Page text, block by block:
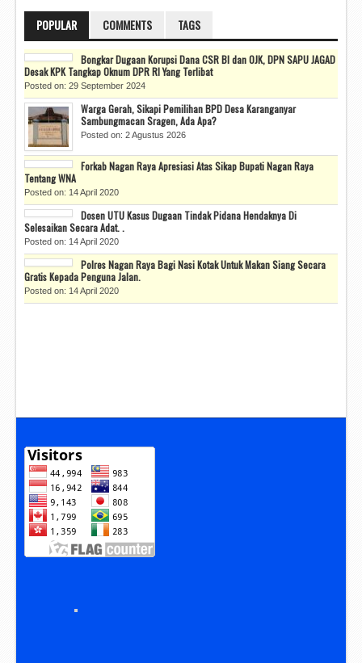
POPULAR COMMENTS TAGS
Bongkar Dugaan Korupsi Dana CSR BI dan OJK, DPN SAPU JAGAD
Desak KPK Tangkap Oknum DPR RI Yang Terlibat
Posted on: 29 September 2024
Warga Gerah, Sikapi Pemilihan BPD Desa Karanganyar
Sambungmacan Sragen, Ada Apa?
Posted on: 2 Agustus 2026
Forkab Nagan Raya Apresiasi Atas Sikap Bupati Nagan Raya
Tentang WNA
Posted on: 14 April 2020
Dosen UTU Kasus Dugaan Tindak Pidana Hendaknya Di
Selesaikan Secara Adat. .
Posted on: 14 April 2020
Polres Nagan Raya Bagi Nasi Kotak Untuk Makan Siang Secara
Gratis Kepada Penguna Jalan.
Posted on: 14 April 2020